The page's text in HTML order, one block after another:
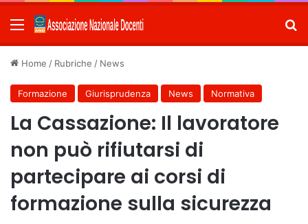
Menu
Home / Rubriche / News
Formazione Giurisprudenza News Normativa
La Cassazione: Il lavoratore
non può rifiutarsi di
partecipare ai corsi di
formazione sulla sicurezza